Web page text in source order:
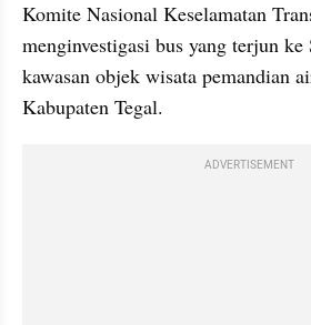
Komite Nasional Keselamatan
menginvestigasi bus yang terjun
kawasan objek wisata pemandian
Kabupaten Tegal.
ADVERTISEMENT